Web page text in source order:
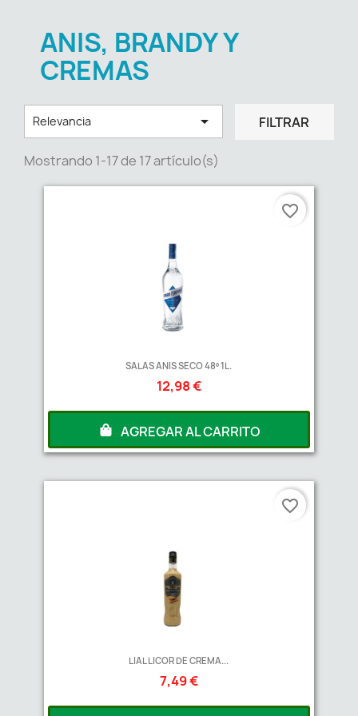
ANIS, BRANDY Y
CREMAS
Relevancia  FILTRAR
Mostrando 1-17 de 17 artículo(s)
SALAS ANIS SECO 48º 1L.
12,98 €
AGREGAR AL CARRITO
favorite_border
LIAL LICOR DE CREMA...
7,49 €
favorite_border